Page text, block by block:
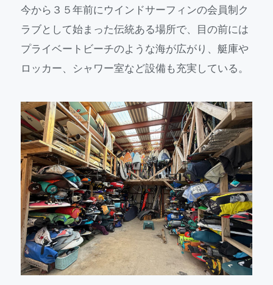
今から３５年前にウインドサーフィンの会員制ク
ラブとして始まった伝統ある場所で、目の前には
プライベートビーチのような海が広がり、艇庫や
ロッカー、シャワー室など設備も充実している。